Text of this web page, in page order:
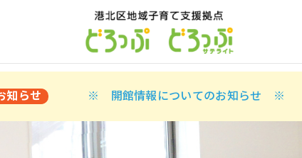
知らせ ※ 開館情報についてのお知らせ ※